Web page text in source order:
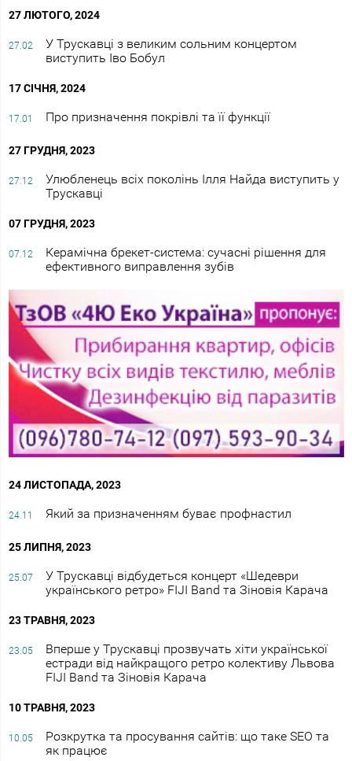
27 ЛЮТОГО, 2024
27.02
У Трускавці з великим сольним концертом
виступить Іво Бобул
17 СІЧНЯ, 2024
17.01 Про призначення покрівлі та її функції
27 ГРУДНЯ, 2023
27.12
Улюбленець всіх поколінь Ілля Найда виступить у
Трускавці
07 ГРУДНЯ, 2023
07.12
Керамічна брекет-система: сучасні рішення для
ефективного виправлення зубів
24 ЛИСТОПАДА, 2023
24.11 Який за призначенням буває профнастил
25 ЛИПНЯ, 2023
25.07
У Трускавці відбудеться концерт «Шедеври
українського ретро» FIJI Band та Зіновія Карача
23 ТРАВНЯ, 2023
23.05
Вперше у Трускавці прозвучать хіти української
естради від найкращого ретро колективу Львова
FIJI Band та Зіновія Карача
10 ТРАВНЯ, 2023
10.05
Розкрутка та просування сайтів: що таке SEO та
як працює